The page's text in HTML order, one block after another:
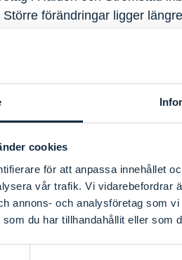
cookies
för att anpassa innehållet
vår trafik. Vi vidarebefordrar
annons- och analysföretag som
du har tillhandahållit eller som
förändringar ligger
i området.
platsutveckling – Gamla
till ett attraktivt besöksmål.
med Strömstad